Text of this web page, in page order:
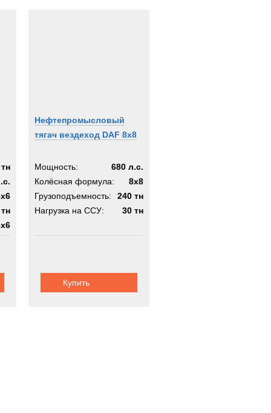
Нефтепромысловый
тягач вездеход DAF 8x8
Мощность:
680 л.с.
Колёсная формула:
8x8
Грузоподъемность:
240 тн
Нагрузка на ССУ:
30 тн
Купить